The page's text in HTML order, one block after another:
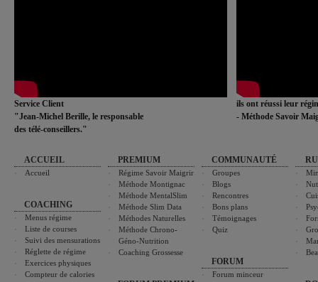
Service Client
"Jean-Michel Berille, le responsable
des télé-conseillers."
ils ont réussi leur
- Méthode Savoir
ACCUEIL
Accueil
COACHING
Menus régime
Liste de courses
Suivi des mensurations
Réglette de régime
Exercices physiques
Compteur de calories
PREMIUM
Régime Savoir Maigrir
Méthode Montignac
Méthode MentalSlim
Méthode Slim Data
Méthodes Naturelles
Méthode Chrono-
Géno-Nutrition
Coaching Grossesse
COMMUNAUTÉ
Groupes
Blogs
Rencontres
Bons plans
Témoignages
Quiz
FORUM
Forum minceur